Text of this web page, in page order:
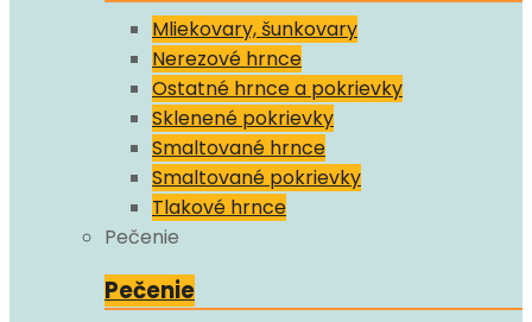
Mliekovary, šunkovary
Nerezové hrnce
Ostatné hrnce a pokrievky
Sklenené pokrievky
Smaltované hrnce
Smaltované pokrievky
Tlakové hrnce
Pečenie
Pečenie